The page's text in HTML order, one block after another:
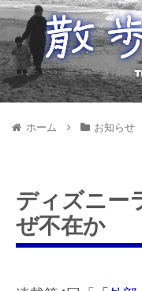
ホーム お知らせ
ディズニー
ぜ不在か